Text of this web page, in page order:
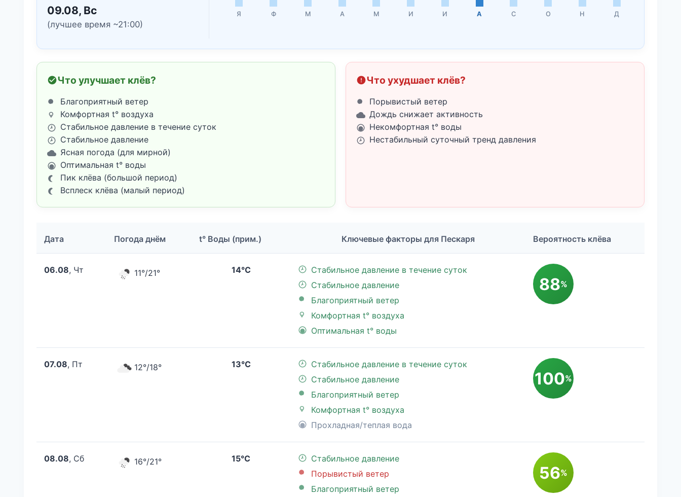
09.08, Вс
(лучшее время ~21:00)
Я Ф М А М И И А С О Н Д
Что улучшает клёв?
Благоприятный ветер
Комфортная t° воздуха
Стабильное давление в течение суток
Стабильное давление
Ясная погода (для мирной)
Оптимальная t° воды
Пик клёва (большой период)
Всплеск клёва (малый период)
Что ухудшает клёв?
Порывистый ветер
Дождь снижает активность
Некомфортная t° воды
Нестабильный суточный тренд давления
Дата Погода днём t° Воды (прим.) Ключевые факторы для Пескаря Вероятность клёва
06.08, Чт 11°/21° 14°C
Стабильное давление в течение суток
Стабильное давление
Благоприятный ветер
Комфортная t° воздуха
Оптимальная t° воды
88%
07.08, Пт 12°/18° 13°C
Стабильное давление в течение суток
Стабильное давление
Благоприятный ветер
Комфортная t° воздуха
Прохладная/теплая вода
100%
08.08, Сб 16°/21° 15°C
Стабильное давление
Порывистый ветер
Благоприятный ветер
56%